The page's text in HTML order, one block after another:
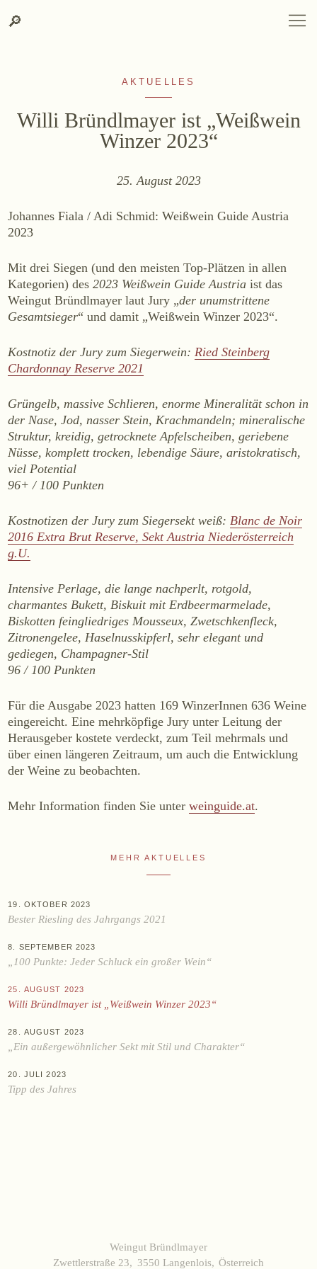
Inhalt
Kontakt-
🔎
WEINGUT
Weinkeller
Heurigenhof
Sekt
Weißwein
Rosé
Rotwein
Süßwein
Fizz Rosé
Grapester Ingwer
KAUFEN
Online-Shop
Bezugsquellen
ÜBER UNS
Aktuelles
Tagebuch
Presse
Kontakt
Zwettlerstraße 23 3550 Langenlois
Datenschutz
AGB Widerruf Impressum
AKTUELLES
Willi Bründlmayer ist „Weißwein
Winzer 2023“
25. August 2023
Johannes Fiala / Adi Schmid: Weißwein Guide Austria
2023
Mit drei Siegen (und den meisten Top-Plätzen in allen
Kategorien) des2023 Weißwein Guide Austria ist das
Weingut Bründlmayer laut Jury „der unumstrittene
Gesamtsieger“ und damit „Weißwein Winzer 2023“.
Kostnotiz der Jury zum Siegerwein:Ried Steinberg
Chardonnay Reserve 2021
Grüngelb, massive Schlieren, enorme Mineralität schon in
der Nase, Jod, nasser Stein, Krachmandeln; mineralische
Struktur, kreidig, getrocknete Apfelscheiben, geriebene
Nüsse, komplett trocken, lebendige Säure, aristokratisch,
viel Potential
96+ / 100 Punkten
Kostnotizen der Jury zum Siegersekt weiß:Blanc de Noir
2016 Extra Brut Reserve, Sekt Austria Niederösterreich
g.U.
Intensive Perlage, die lange nachperlt, rotgold,
charmantes Bukett, Biskuit mit Erdbeermarmelade,
Biskotten feingliedriges Mousseux, Zwetschkenfleck,
Zitronengelee, Haselnusskipferl, sehr elegant und
gediegen, Champagner-Stil
96 / 100 Punkten
Für die Ausgabe 2023 hatten 169 WinzerInnen 636 Weine
eingereicht. Eine mehrköpfige Jury unter Leitung der
Herausgeber kostete verdeckt, zum Teil mehrmals und
über einen längeren Zeitraum, um auch die Entwicklung
der Weine zu beobachten.
Mehr Information finden Sie unterweinguide.at.
MEHR AKTUELLES
19. OKTOBER 2023
Bester Riesling des Jahrgangs 2021
8. SEPTEMBER 2023
„100 Punkte: Jeder Schluck ein großer Wein“
25. AUGUST 2023
Willi Bründlmayer ist „Weißwein Winzer 2023“
28. AUGUST 2023
„Ein außergewöhnlicher Sekt mit Stil und Charakter“
20. JULI 2023
Tipp des Jahres
Weingut Bründlmayer
Zwettlerstraße 23
3550 Langenlois Österreich